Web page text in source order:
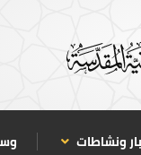
ونشاطات